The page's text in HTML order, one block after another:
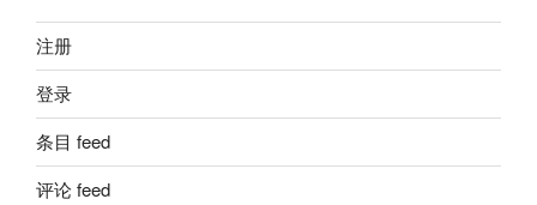
注册
登录
条目 feed
评论 feed